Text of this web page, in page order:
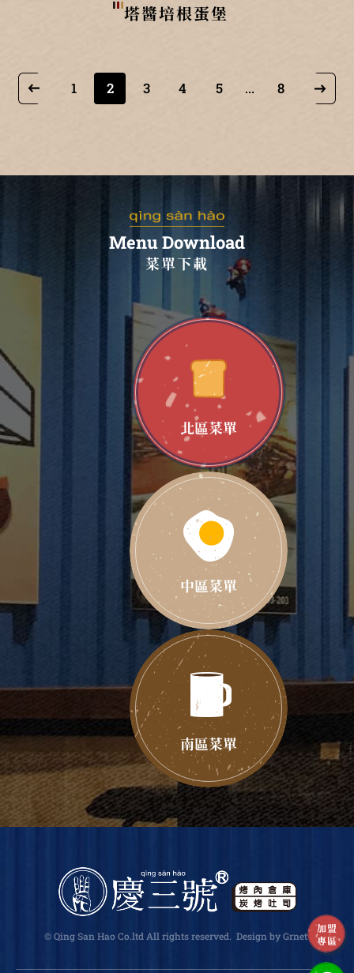
塔醬培根蛋堡
1 2 3 4 5 ... 8
Menu Download
菜單下載
北區菜單
中區菜單
南區菜單
加盟
專區
© Qing San Hao Co.ltd All rights reserved. Design by Grnet.